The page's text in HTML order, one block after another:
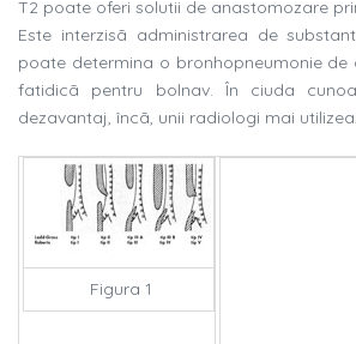
T2 poate oferi solutii de anastomozare pri
Este interzisã administrarea de
poate determina o bronhopneumonie de
fatidicã pentru bolnav. În ciuda
dezavantaj, încã, unii radiologi mai
Figura 1